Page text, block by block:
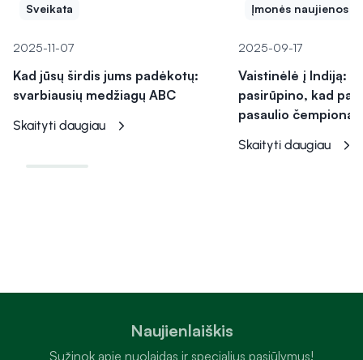
Sveikata
2025-11-07
Kad jūsų širdis jums padėkotų:
svarbiausių medžiagų ABC
Skaityti daugiau
Įmonės naujienos
2025-09-17
Vaistinėlė į Indiją:
pasirūpino, kad
pasaulio
Skaityti daugiau
Naujienlaiškis
Sužinok apie nuolaidas ir specialius pasiūlymus!